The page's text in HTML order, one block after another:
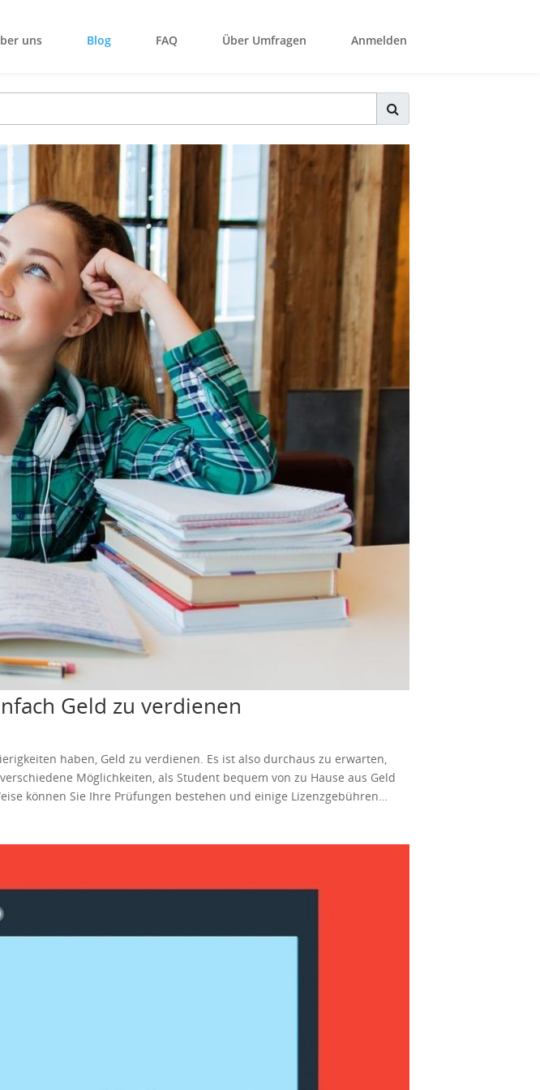
uns Blog FAQ Über Umfragen Anmelden
Geld zu verdienen
haben, Geld zu verdienen. Es ist also durchaus zu erwarten,
Möglichkeiten, als Student bequem von zu Hause aus Geld
können Sie Ihre Prüfungen bestehen und einige Lizenzgebühren
durchführen. Verschiedene Unternehmen bieten diese Jobs
Sie können Übersetzungsjobs in Übersetzungsagenturen und
WordExpress, Appen, 1-800-Translate, Word Lingo. Wenn Sie gerne
Sie den Test gemacht haben, wissen Sie also, ob Sie den Job
Wenn Sie Geld verdienen möchten, indem Sie Dinge online verkaufen,